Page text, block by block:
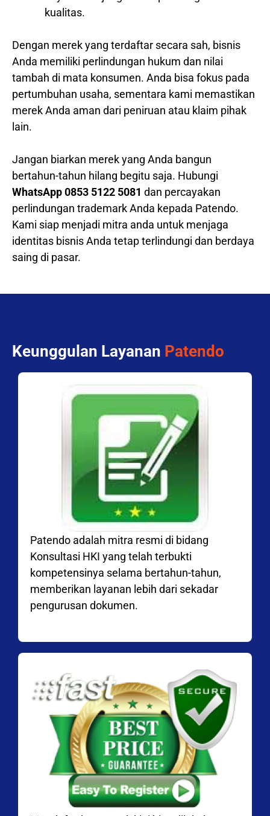
kualitas.
Dengan merek yang terdaftar secara sah, bisnis
Anda memiliki perlindungan hukum dan nilai
tambah di mata konsumen. Anda bisa fokus pada
pertumbuhan usaha, sementara kami memastikan
merek Anda aman dari peniruan atau klaim pihak
lain.
Jangan biarkan merek yang Anda bangun
bertahun-tahun hilang begitu saja. Hubungi
WhatsApp 0853 5122 5081 dan percayakan
perlindungan trademark Anda kepada Patendo.
Kami siap menjadi mitra anda untuk menjaga
identitas bisnis Anda tetap terlindungi dan berdaya
saing di pasar.
Keunggulan Layanan Patendo
Patendo adalah mitra resmi di bidang
Konsultasi HKI yang telah terbukti
kompetensinya selama bertahun-tahun,
memberikan layanan lebih dari sekadar
pengurusan dokumen.